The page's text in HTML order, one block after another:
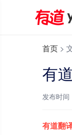
首页 >
有
发布时
有道翻